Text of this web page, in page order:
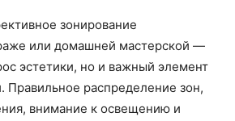
зонирование
или домашней мастерской —
эстетики, но и важный элемент
Правильное распределение зон,
внимание к освещению и